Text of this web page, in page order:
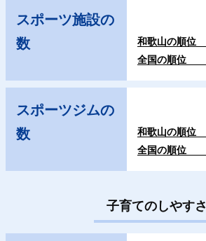
スポーツ施設の
数
和歌山の順位
全国の順位
スポーツジムの
数
和歌山の順位
全国の順位
子育てのしやすさ